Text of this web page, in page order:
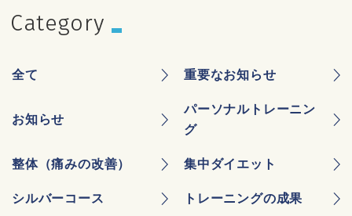
全て 重要なお知らせ
お知らせ
パーソナルトレーニン
グ
整体（痛みの改善） 集中ダイエット
シルバーコース トレーニングの成果